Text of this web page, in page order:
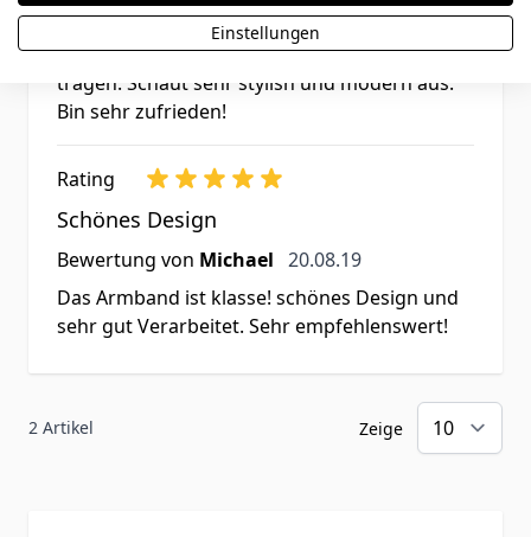
Bewertung vonTobias 17. September 2019
17.09.19
Tolles Armband, weich und angenehm zu
tragen. Schaut sehr stylish und modern aus.
Bin sehr zufrieden!
Rating
Schönes Design
Bewertung von Michael 20. August 2019
20.08.19
Das Armband ist klasse! schönes Design und
sehr gut Verarbeitet. Sehr empfehlenswert!
2 Artikel Zeige
Einstellungen